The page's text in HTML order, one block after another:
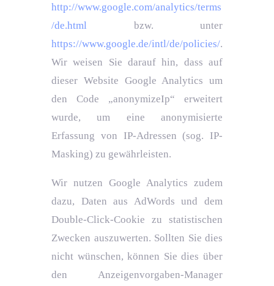
http://www.google.com/analytics/terms
/de.html
bzw. unter
https://www.google.de/intl/de/policies/.
Wir weisen Sie darauf hin, dass auf
dieser Website Google Analytics um
den Code „anonymizeIp“ erweitert
wurde, um eine anonymisierte
Erfassung von IP-Adressen (sog. IP-
Masking) zu gewährleisten.
Wir nutzen Google Analytics zudem
dazu, Daten aus AdWords und dem
Double-Click-Cookie zu statistischen
Zwecken auszuwerten. Sollten Sie dies
nicht wünschen, können Sie dies über
den Anzeigenvorgaben-Manager